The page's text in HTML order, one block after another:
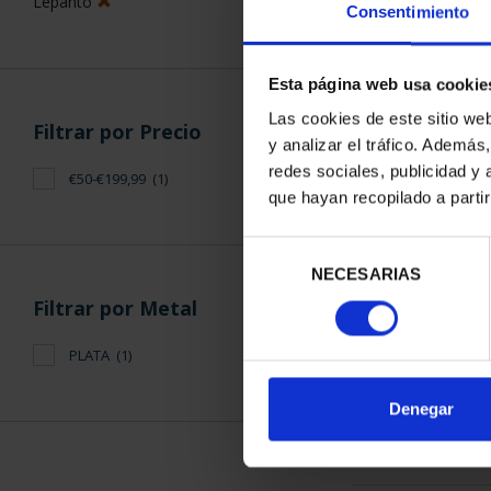
Consentimiento
Esta página web usa
Las cookies de este sitio
y analizar el tráfico.
redes sociales, publicidad y
que hayan recopilado a
consentimiento
NECESARIAS
Denegar
Filtrar por Precio
€50-€199,99 (1)
Filtrar por Metal
PLATA (1)
BATALLA
(2021)
ORDENAR POR: